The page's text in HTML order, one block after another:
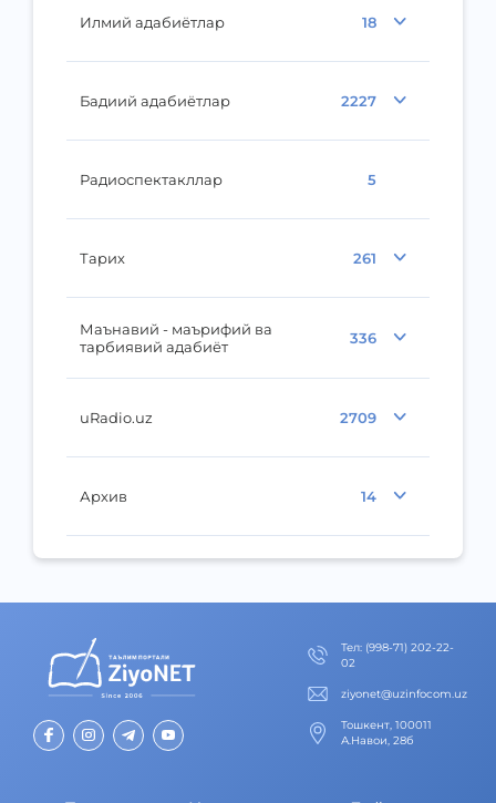
Илмий адабиётлар 18
Бадиий адабиётлар 2227
Радиоспектакллар 5
Тарих 261
Маънавий - маърифий ва
тарбиявий адабиёт
336
uRadio.uz 2709
Архив 14
Тел: (998-71) 202-22-
02
ziyonet@uzinfocom.uz
Тошкент, 100011
А.Навои, 28б